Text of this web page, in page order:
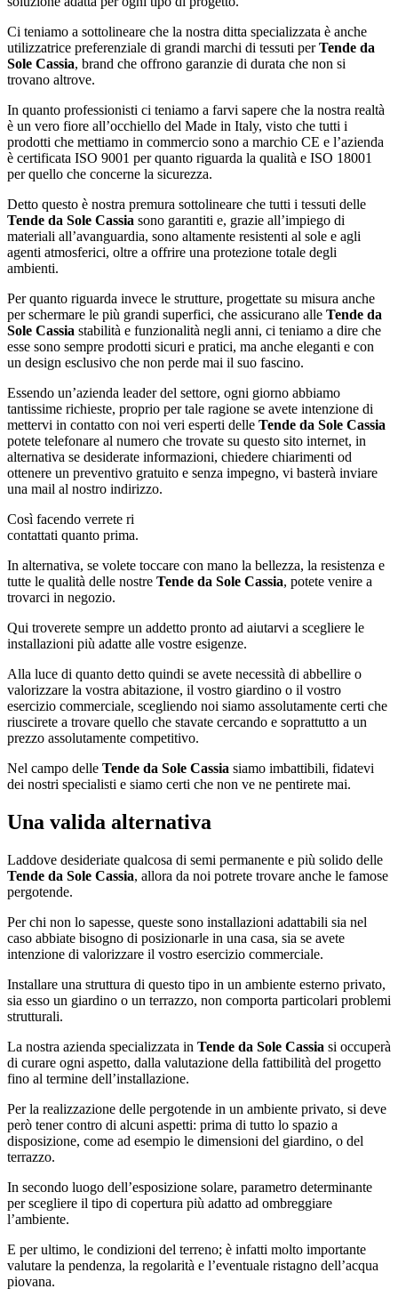
Ci teniamo a sottolineare che la nostra ditta specializzata è anche
utilizzatrice preferenziale di grandi marchi di tessuti perTende da
Sole Cassia, brand che offrono garanzie di durata che non si
trovano altrove.
In quanto professionisti ci teniamo a farvi sapere che la nostra realtà
è un vero fiore all’occhiello del Made in Italy, visto che tutti i
prodotti che mettiamo in commercio sono a marchio CE e l’azienda
è certificata ISO 9001 per quanto riguarda la qualità e ISO 18001
per quello che concerne la sicurezza.
Detto questo è nostra premura sottolineare che tutti i tessuti delle
Tende da Sole Cassia sono garantiti e, grazie all’impiego di
materiali all’avanguardia, sono altamente resistenti al sole e agli
agenti atmosferici, oltre a offrire una protezione totale degli
ambienti.
Per quanto riguarda invece le strutture, progettate su misura anche
per schermare le più grandi superfici, che assicurano alle Tende da
Sole Cassia stabilità e funzionalità negli anni, ci teniamo a dire che
esse sono sempre prodotti sicuri e pratici, ma anche eleganti e con
un design esclusivo che non perde mai il suo fascino.
Essendo un’azienda leader del settore, ogni giorno abbiamo
tantissime richieste, proprio per tale ragione se avete intenzione di
mettervi in contatto con noi veri esperti delle Tende da Sole Cassia
potete telefonare al numero che trovate su questo sito internet, in
alternativa se desiderate informazioni, chiedere chiarimenti od
ottenere un preventivo gratuito e senza impegno, vi basterà inviare
una mail al nostro indirizzo.
Così facendo verrete ri
contattati quanto prima.
In alternativa, se volete toccare con mano la bellezza, la resistenza e
tutte le qualità delle nostre Tende da Sole Cassia, potete venire a
trovarci in negozio.
Qui troverete sempre un addetto pronto ad aiutarvi a scegliere le
installazioni più adatte alle vostre esigenze.
Alla luce di quanto detto quindi se avete necessità di abbellire o
valorizzare la vostra abitazione, il vostro giardino o il vostro
esercizio commerciale, scegliendo noi siamo assolutamente certi che
riuscirete a trovare quello che stavate cercando e soprattutto a un
prezzo assolutamente competitivo.
Nel campo delle Tende da Sole Cassia siamo imbattibili, fidatevi
dei nostri specialisti e siamo certi che non ve ne pentirete mai.
Una valida alternativa
Laddove desideriate qualcosa di semi permanente e più solido delle
Tende da Sole Cassia, allora da noi potrete trovare anche le famose
pergotende.
Per chi non lo sapesse, queste sono installazioni adattabili sia nel
caso abbiate bisogno di posizionarle in una casa, sia se avete
intenzione di valorizzare il vostro esercizio commerciale.
Installare una struttura di questo tipo in un ambiente esterno privato,
sia esso un giardino o un terrazzo, non comporta particolari problemi
strutturali.
La nostra azienda specializzata in Tende da Sole Cassia si occuperà
di curare ogni aspetto, dalla valutazione della fattibilità del progetto
fino al termine dell’installazione.
Per la realizzazione delle pergotende in un ambiente privato, si deve
però tener contro di alcuni aspetti: prima di tutto lo spazio a
disposizione, come ad esempio le dimensioni del giardino, o del
terrazzo.
In secondo luogo dell’esposizione solare, parametro determinante
per scegliere il tipo di copertura più adatto ad ombreggiare
l’ambiente.
E per ultimo, le condizioni del terreno; è infatti molto importante
valutare la pendenza, la regolarità e l’eventuale ristagno dell’acqua
piovana.